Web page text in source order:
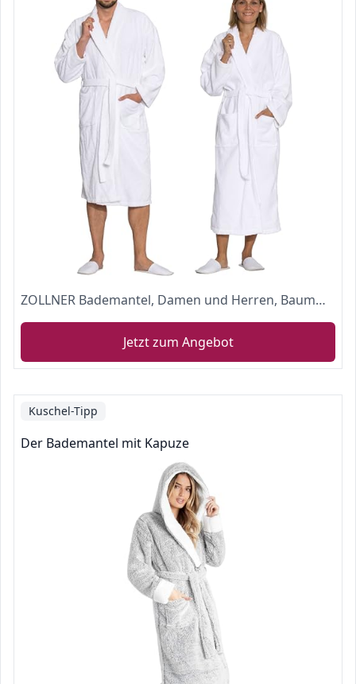
ZOLLNER Bademantel, Damen und Herren, Baumwolle Frottee, Größe M, weiß
Jetzt zum Angebot
Kuschel-Tipp
Der Bademantel mit Kapuze